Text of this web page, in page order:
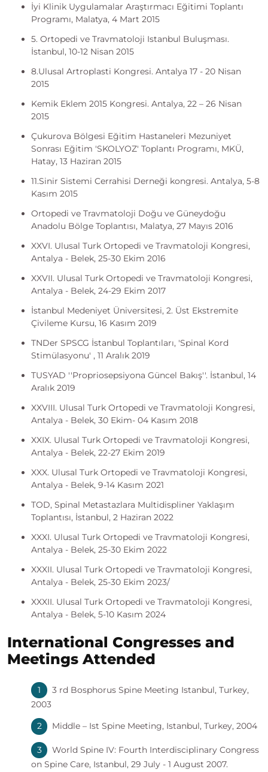
İyi Klinik Uygulamalar Araştırmacı Eğitimi Toplantı
Programı, Malatya, 4 Mart 2015
5. Ortopedi ve Travmatoloji Istanbul Buluşması.
İstanbul, 10-12 Nisan 2015
8.Ulusal Artroplasti Kongresi. Antalya 17 - 20 Nisan
2015
Kemik Eklem 2015 Kongresi. Antalya, 22 – 26 Nisan
2015
Çukurova Bölgesi Eğitim Hastaneleri Mezuniyet
Sonrası Eğitim 'SKOLYOZ' Toplantı Programı, MKÜ,
Hatay, 13 Haziran 2015
11.Sinir Sistemi Cerrahisi Derneği kongresi. Antalya, 5-8
Kasım 2015
Ortopedi ve Travmatoloji Doğu ve Güneydoğu
Anadolu Bölge Toplantısı, Malatya, 27 Mayıs 2016
XXVI. Ulusal Turk Ortopedi ve Travmatoloji Kongresi,
Antalya - Belek, 25-30 Ekim 2016
XXVII. Ulusal Turk Ortopedi ve Travmatoloji Kongresi,
Antalya - Belek, 24-29 Ekim 2017
İstanbul Medeniyet Üniversitesi, 2. Üst Ekstremite
Çivileme Kursu, 16 Kasım 2019
TNDer SPSCG İstanbul Toplantıları, 'Spinal Kord
Stimülasyonu' , 11 Aralık 2019
TUSYAD ''Propriosepsiyona Güncel Bakış''. İstanbul, 14
Aralık 2019
XXVIII. Ulusal Turk Ortopedi ve Travmatoloji Kongresi,
Antalya - Belek, 30 Ekim- 04 Kasım 2018
XXIX. Ulusal Turk Ortopedi ve Travmatoloji Kongresi,
Antalya - Belek, 22-27 Ekim 2019
XXX. Ulusal Turk Ortopedi ve Travmatoloji Kongresi,
Antalya - Belek, 9-14 Kasım 2021
TOD, Spinal Metastazlara Multidispliner Yaklaşım
Toplantısı, İstanbul, 2 Haziran 2022
XXXI. Ulusal Turk Ortopedi ve Travmatoloji Kongresi,
Antalya - Belek, 25-30 Ekim 2022
XXXII. Ulusal Turk Ortopedi ve Travmatoloji Kongresi,
Antalya - Belek, 25-30 Ekim 2023/
XXXII. Ulusal Turk Ortopedi ve Travmatoloji Kongresi,
Antalya - Belek, 5-10 Kasım 2024
International Congresses and
Meetings Attended
3 rd Bosphorus Spine Meeting Istanbul, Turkey,
2003
Middle – Ist Spine Meeting, Istanbul, Turkey, 2004
World Spine IV: Fourth Interdisciplinary Congress
on Spine Care, Istanbul, 29 July - 1 August 2007.